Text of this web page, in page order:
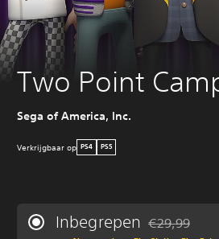
Two Point
Sega of America, Inc.
Verkrijgbaar op PS4 PS5
Inbegrepen Korting ten
€29,99